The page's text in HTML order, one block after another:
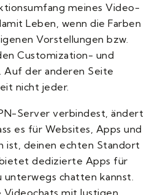
meines Video-
Leben, wenn die Farben
Vorstellungen bzw.
Customization- und
Auf der anderen Seite
nicht jeder.
Server verbindest, ändert
es für Websites, Apps und
ist, deinen echten Standort
dedizierte Apps für
unterwegs chatten kannst.